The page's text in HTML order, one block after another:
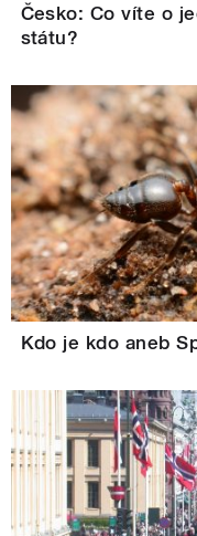
Česko: Co víte o
státu?
Kdo je kdo aneb